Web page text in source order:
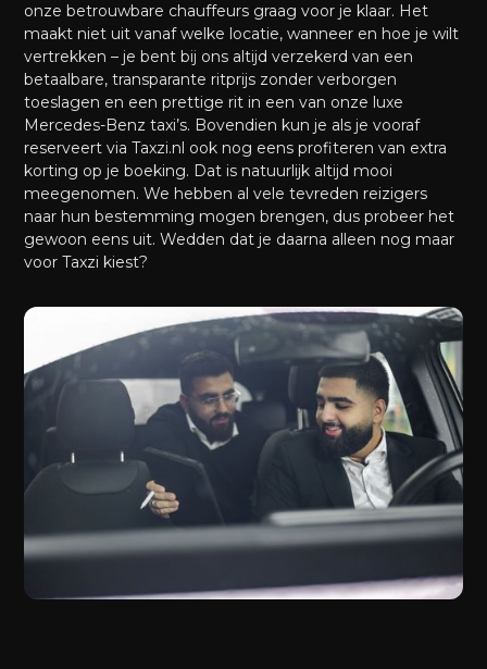
onze betrouwbare chauffeurs graag voor je klaar. Het
maakt niet uit vanaf welke locatie, wanneer en hoe je wilt
vertrekken – je bent bij ons altijd verzekerd van een
betaalbare, transparante ritprijs zonder verborgen
toeslagen en een prettige rit in een van onze luxe
Mercedes-Benz taxi’s. Bovendien kun je als je vooraf
reserveert via Taxzi.nl ook nog eens profiteren van extra
korting op je boeking. Dat is natuurlijk altijd mooi
meegenomen. We hebben al vele tevreden reizigers
naar hun bestemming mogen brengen, dus probeer het
gewoon eens uit. Wedden dat je daarna alleen nog maar
voor Taxzi kiest?